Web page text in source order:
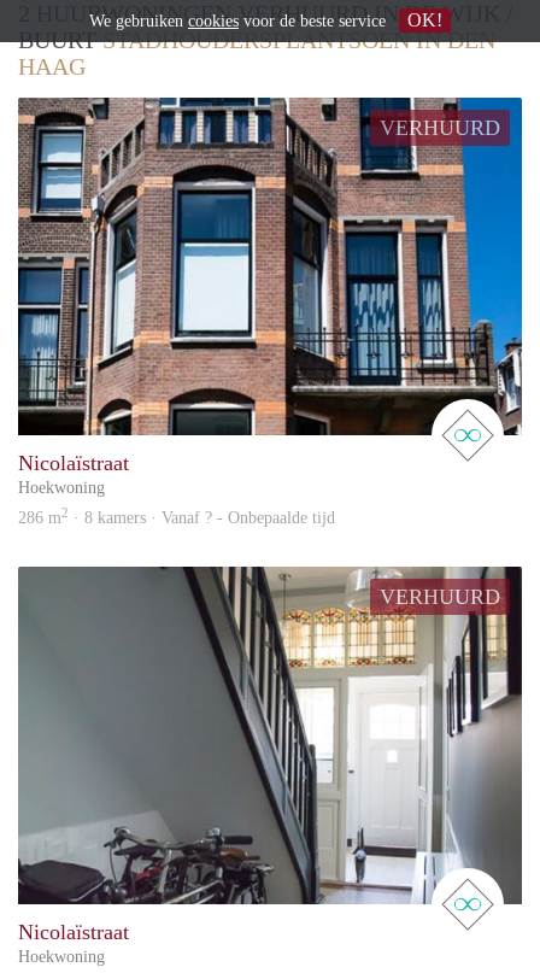
2 HUURWONINGEN VERHUURD IN DE WIJK /
BUURTSTADHOUDERSPLANTSOEN IN DEN
HAAG
VERHUURD
real
Nicolaïstraat
Hoekwoning
286 m2 · 8 kamers · Vanaf ? - Onbepaalde tijd
VERHUURD
Nicolaïstraat
Hoekwoning
We gebruiken cookies voor de beste service OK!